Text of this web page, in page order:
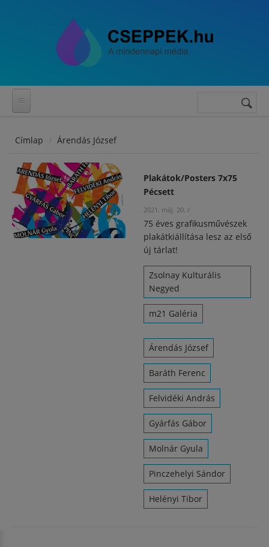
Keresés
Címlap Árendás József
Plakátok/Posters 7x75
Pécsett
2021. máj. 20. /
75 éves grafikusművészek
plakátkiállítása lesz az első
új tárlat!
Zsolnay Kulturális
Negyed
m21 Galéria
Árendás József
Baráth Ferenc
Felvidéki András
Gyárfás Gábor
Molnár Gyula
Pinczehelyi Sándor
Helényi Tibor